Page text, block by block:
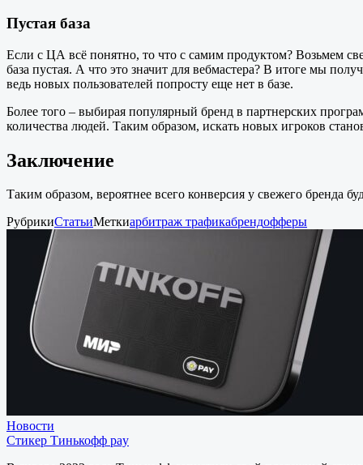
Пустая база
Если с ЦА всё понятно, то что с самим продуктом? Возьмем
база пустая. А что это значит для вебмастера? В итоге мы
ведь новых пользователей попросту еще нет в базе.
Более того – выбирая популярный бренд в партнерских
количества людей. Таким образом, искать новых игроков
Заключение
Таким образом, вероятнее всего конверсия у свежего
РубрикиСтатьиМеткиарбитраж трафикабрендофферы
Новости
Стикер Тинькофф pay